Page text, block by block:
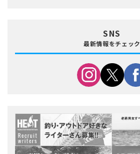
SNS
最新情報をチェック